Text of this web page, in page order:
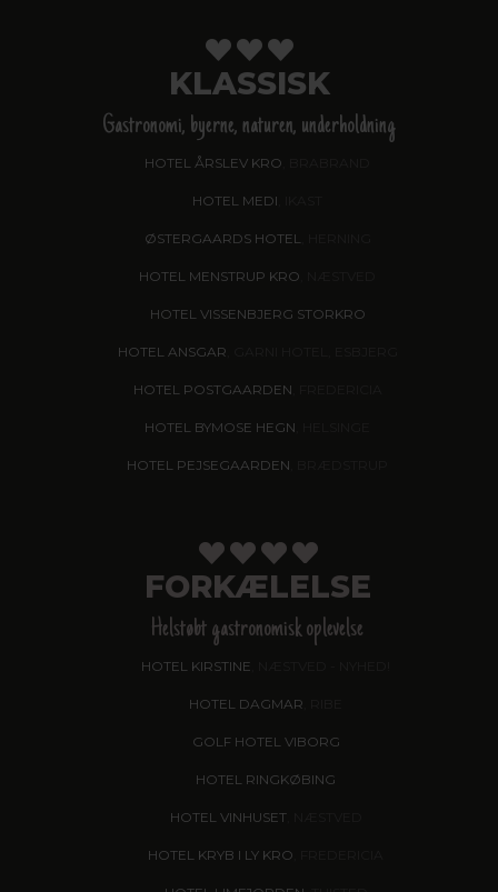
KLASSISK
Gastronomi, byerne, naturen, underholdning
HOTEL ÅRSLEV KRO
HOTEL MEDI
ØSTERGAARDS HOTEL, HERNING
HOTEL MENSTRUP KRO
HOTEL VISSENBJERG STORKRO
HOTEL ANSGAR
HOTEL POSTGAARDEN
HOTEL BYMOSE HEGN
HOTEL PEJSEGAARDEN
FORKÆLELSE
Helstøbt gastronomisk oplevelse
HOTEL KIRSTINE
HOTEL DAGMAR
GOLF HOTEL VIBORG
HOTEL RINGKØBING
HOTEL VINHUSET, NÆSTVED
HOTEL KRYB I LY KRO